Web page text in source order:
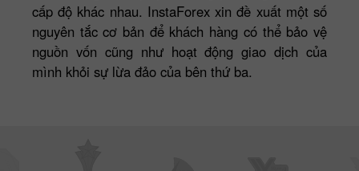
cấp độ khác nhau. InstaForex xin đề xuất một số
nguyên tắc cơ bản để khách hàng có thể bảo vệ
nguồn vốn cũng như hoạt động giao dịch của
mình khỏi sự lừa đảo của bên thứ ba.